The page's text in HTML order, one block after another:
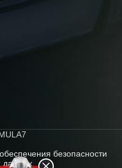
безопасности
данных